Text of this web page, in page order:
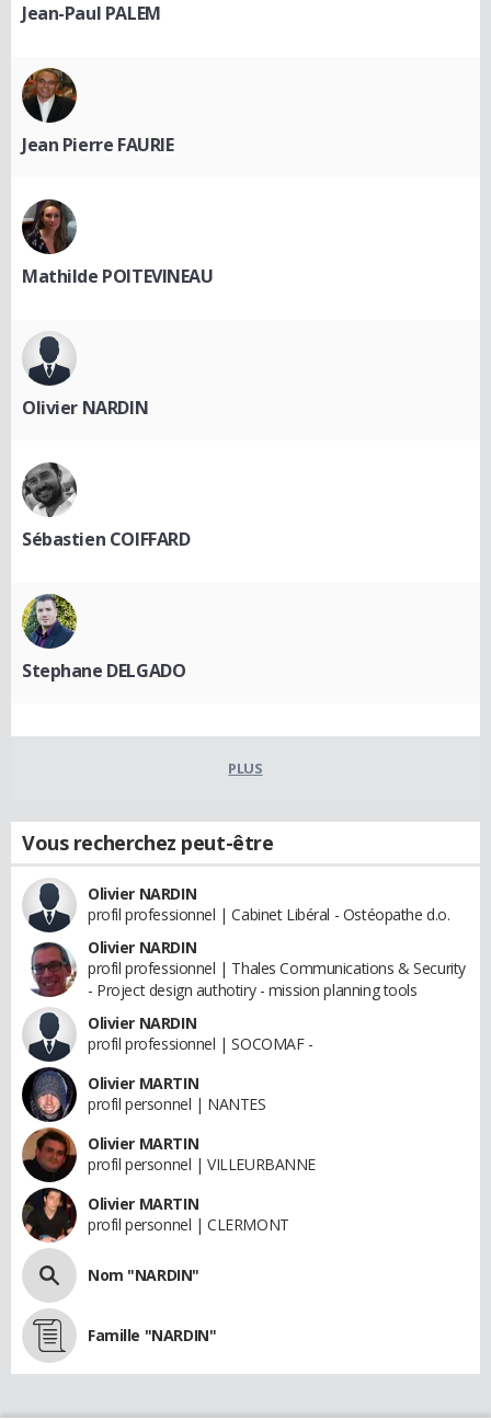
Jean-Paul PALEM
Jean Pierre FAURIE
Mathilde POITEVINEAU
Olivier NARDIN
Sébastien COIFFARD
Stephane DELGADO
PLUS
Vous recherchez peut-être
Olivier NARDIN
profil professionnel | Cabinet Libéral - Ostéopathe d.o.
Olivier NARDIN
profil professionnel | Thales Communications & Security
- Project design authotiry - mission planning tools
Olivier NARDIN
profil professionnel | SOCOMAF -
Olivier MARTIN
profil personnel | NANTES
Olivier MARTIN
profil personnel | VILLEURBANNE
Olivier MARTIN
profil personnel | CLERMONT
Nom "NARDIN"
Famille "NARDIN"